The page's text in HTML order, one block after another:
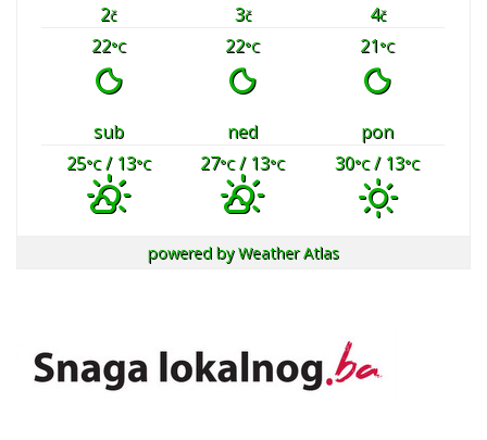
2č 3č 4č
22°C 22°C 21°C
sub ned
pon
25°C/ 13°C 27°C/ 13°C 30°C/ 13°C
powered byWeather Atlas